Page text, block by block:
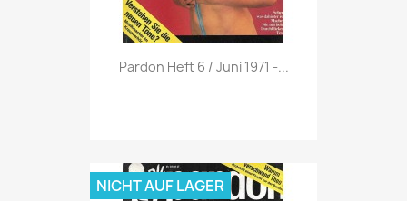
Vorschau
Pardon Heft 6 / Juni 1971 -...
NICHT AUF LAGER